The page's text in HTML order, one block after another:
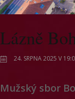
Lázně
24. SRPNA 2025 V
Mužský sbor